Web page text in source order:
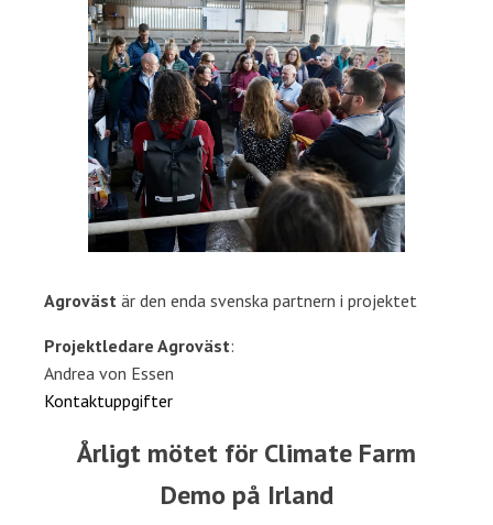
Agroväst är den enda svenska partnern i projektet
Projektledare Agroväst:
Andrea von Essen
Kontaktuppgifter
Årligt mötet för Climate Farm
Demo på Irland